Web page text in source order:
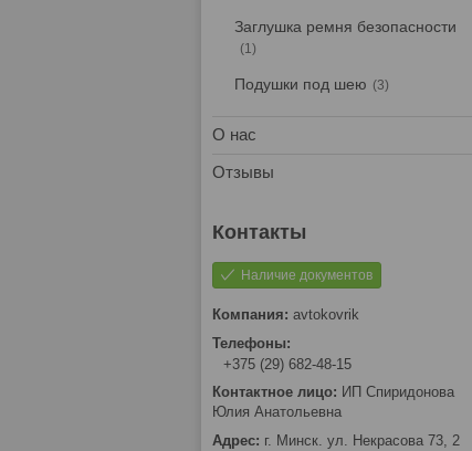
Заглушка ремня безопасности
1
Подушки под шею 3
О нас
Отзывы
Наличие документов
avtokovrik
+375 (29) 682-48-15
ИП Спиридонова
Юлия Анатольевна
г. Минск. ул. Некрасова 73, 2